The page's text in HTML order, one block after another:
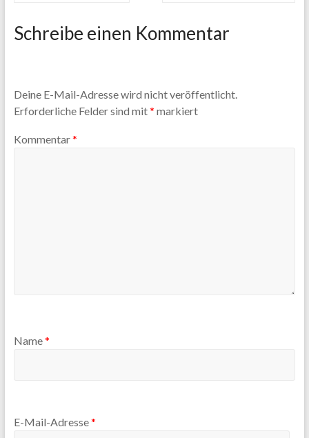
Schreibe einen Kommentar
Deine E-Mail-Adresse wird nicht veröffentlicht.
Erforderliche Felder sind mit* markiert
Kommentar*
Name*
E-Mail-Adresse*